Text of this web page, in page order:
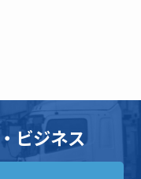
ビジネス